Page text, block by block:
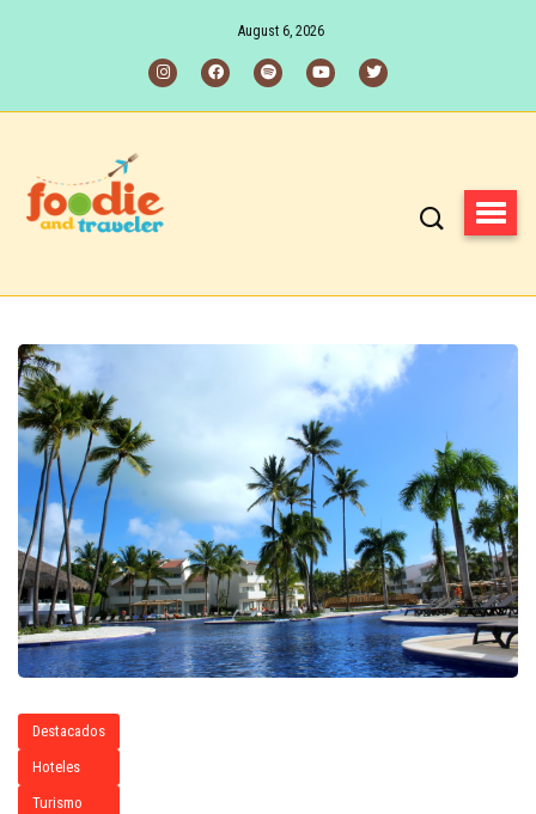
August 6, 2026
Destacados
Hoteles
Turismo